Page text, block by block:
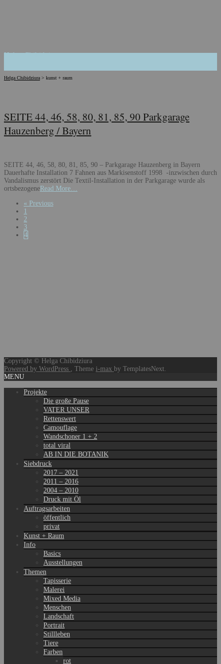
Helga Chibidziura
Helga Chibidziura > kunst + raum
SEITE 44, 46, 58, 80, 81, 85, 90 Parkgarage
Hauzenberg / Bayern
SEITE 44, 46, 58, 80, 81, 85, 90 – Parkgarage Hauzenberg in Bayern
Dauerhafte Installation 7 Fahnen aus Markisenstoff 1998 -inzwischen durch
Vandalismus zerstört Die Textil-Installation in der Parkgarage wurde als
ortsbezogeneRead More…
Posts
navigation
« Previous
1
2
3
4
Copyright © Helga Chibidziura
Powered by WordPress
, Theme i-max by TemplatesNext.
MENU
Projekte
Die große Pause
VATER UNSER
Rettenswert
Camouflage
Wandschoner 1 + 2
total viral
AB IN DIE BOTANIK
Siebdruck
2017 – 2021
2011 – 2016
2004 – 2010
Druck mit Öl
Auftragsarbeiten
öffentlich
privat
Kunst + Raum
Info
Basics
Ausstellungen
Themen
Tapisserie
Malerei
Mixed Media
Menschen
Landschaft
Portrait
Stillleben
Tiere
Farben
rot